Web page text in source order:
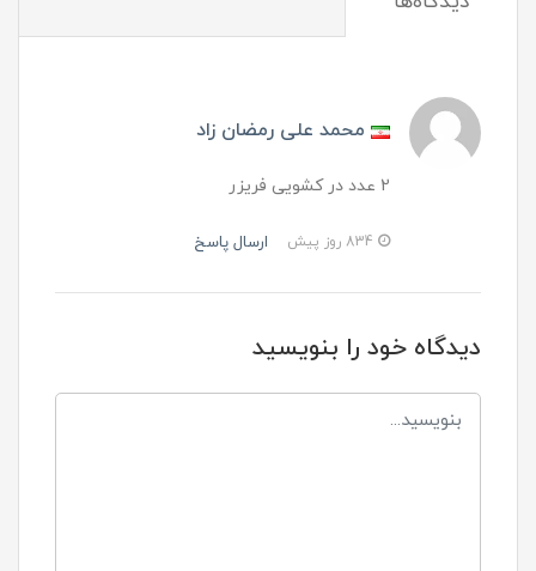
محمد علی رمضان زاد
2 عدد در کشویی فریزر
ارسال پاسخ
دیدگاه خود را بنویسید